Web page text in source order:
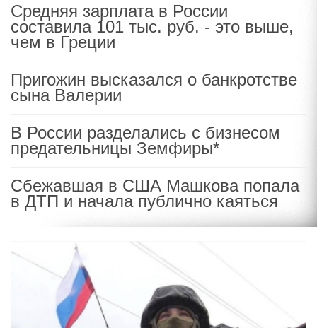
Средняя зарплата в России
составила 101 тыс. руб. - это выше,
чем в Греции
Пригожин высказался о банкротстве
сына Валерии
В России разделались с бизнесом
предательницы Земфиры*
Сбежавшая в США Машкова попала
в ДТП и начала публично каяться